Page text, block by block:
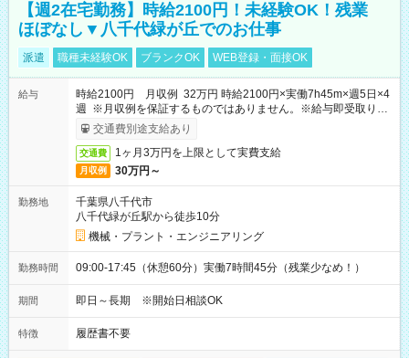
【週2在宅勤務】時給2100円！未経験OK！残業
ほぼなし▼八千代緑が丘でのお仕事
派遣 職種未経験OK ブランクOK WEB登録・面接OK
給与
時給2100円 月収例 32万円 時給2100円×実働7h45m×週5日×4
週 ※月収例を保証するものではありません。※給与即受取りサ
ービス利用可（利用条件有）
交通費別途支給あり
交通費 1ヶ月3万円を上限として実費支給
月収例 30万円～
勤務地
千葉県八千代市
八千代緑が丘駅から徒歩10分
機械・プラント・エンジニアリング
勤務時間 09:00-17:45（休憩60分）実働7時間45分（残業少なめ！）
期間 即日～長期 ※開始日相談OK
特徴 履歴書不要